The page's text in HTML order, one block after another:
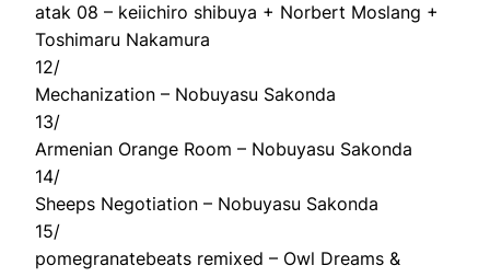
atak 08 – keiichiro shibuya + Norbert Moslang +
Toshimaru Nakamura
12/
Mechanization – Nobuyasu Sakonda
13/
Armenian Orange Room – Nobuyasu Sakonda
14/
Sheeps Negotiation – Nobuyasu Sakonda
15/
pomegranatebeats remixed – Owl Dreams &